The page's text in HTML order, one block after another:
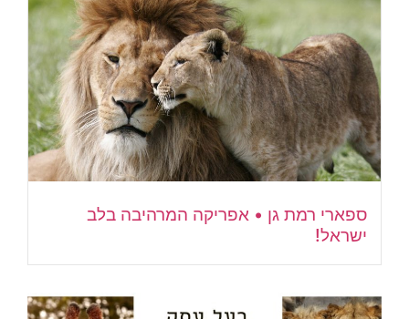
ספארי רמת גן • אפריקה המרהיבה בלב
ישראל!